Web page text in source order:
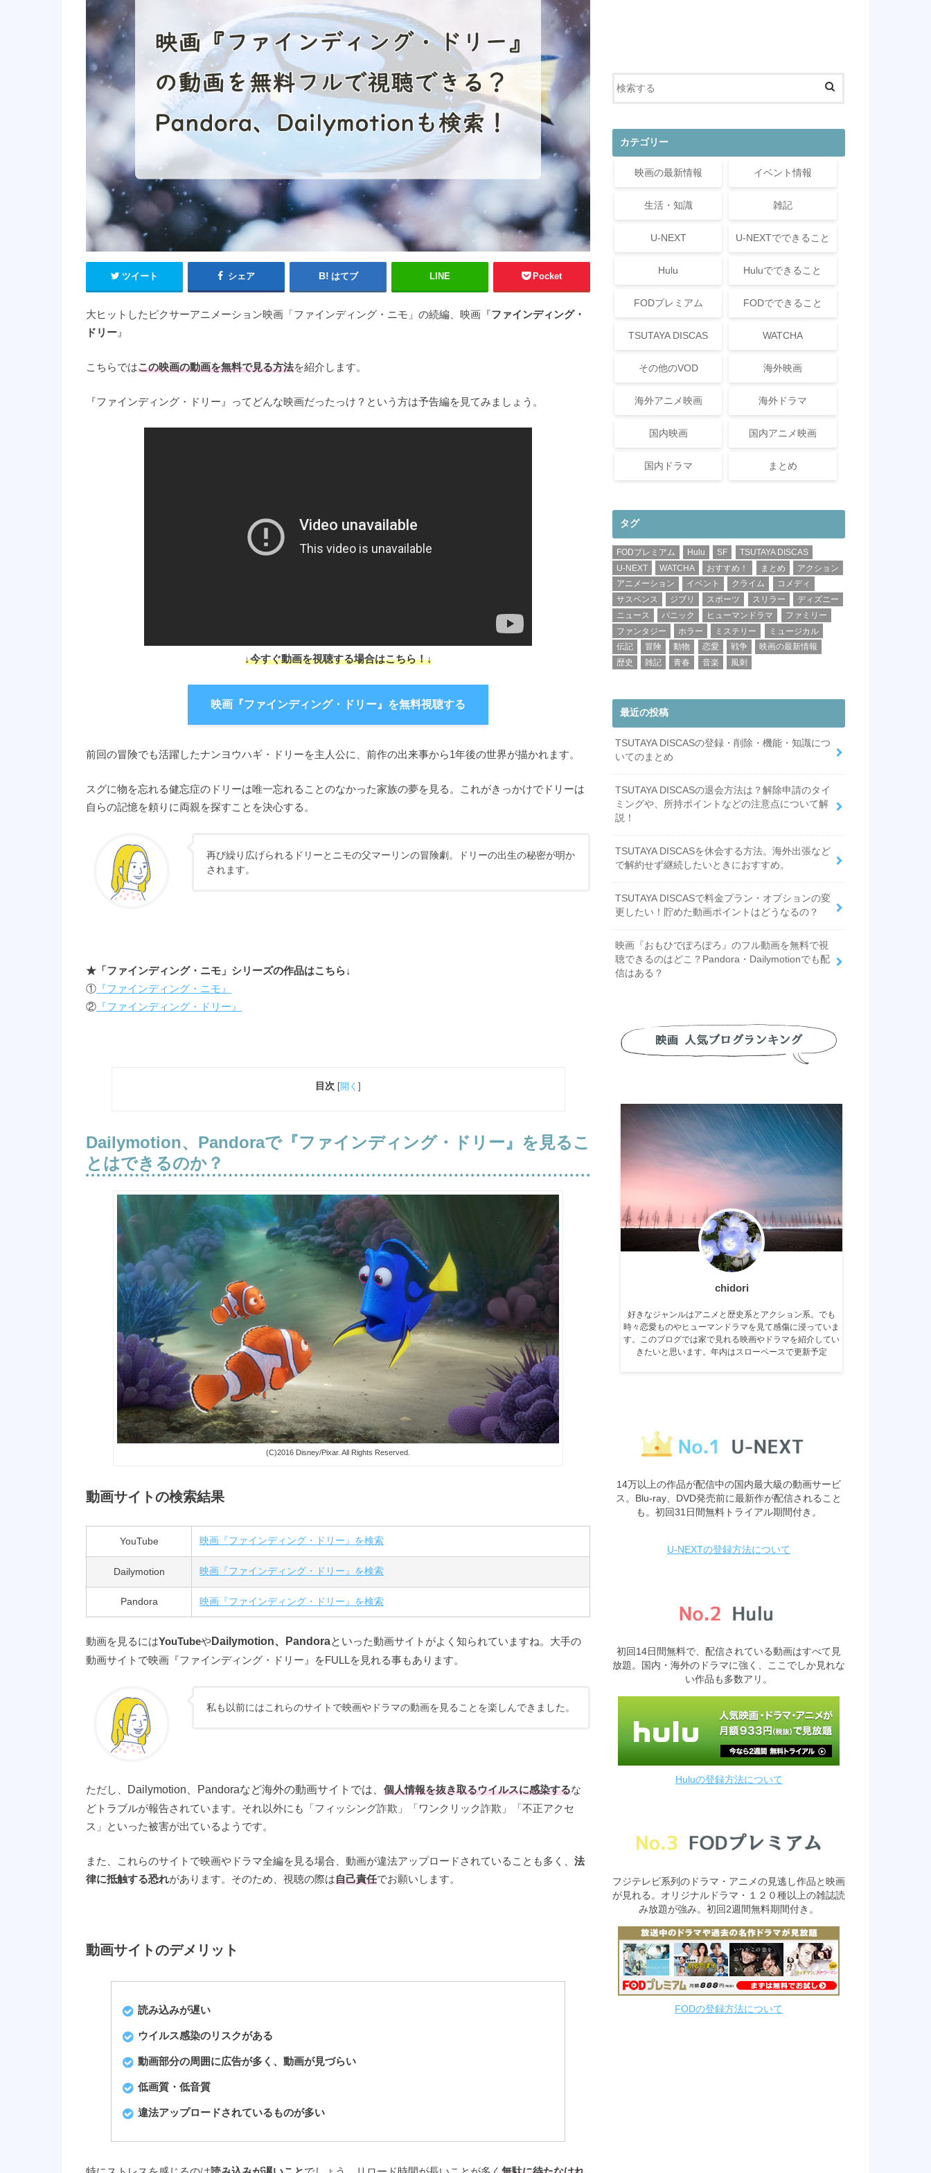
ツイート シェア はてブ LINE Pocket
大ヒットしたピクサーアニメーション映画「ファインディング・ニモ」の続編、映画『ファインディング・
ドリー 』
こちらではこの映画の動画を無料で見る方法を紹介します。
『ファインディング・ドリー』ってどんな映画だったっけ？という方は予告編を見てみましょう。
↓今すぐ動画を視聴する場合はこちら！↓
映画『ファインディング・ドリー』を無料視聴する
前回の冒険でも活躍したナンヨウハギ・ドリーを主人公に、前作の出来事から1年後の世界が描かれます。
スグに物を忘れる健忘症のドリーは唯一忘れることのなかった家族の夢を見る。これがきっかけでドリーは
自らの記憶を頼りに両親を探すことを決心する。
再び繰り広げられるドリーとニモの父マーリンの冒険劇。ドリーの出生の秘密が明か
されます。
★「ファインディング・ニモ」シリーズの作品はこちら↓
① 『ファインディング・ニモ』
② 『ファインディング・ドリー』
目次 [開く ]
Dailymotion、Pandoraで『ファインディング・ドリー』を見るこ
とはできるのか？
(C)2016 Disney/Pixar. All Rights Reserved.
動画サイトの検索結果
YouTube 映画『ファインディング・ドリー』を検索
Dailymotion 映画『ファインディング・ドリー』を検索
Pandora 映画『ファインディング・ドリー』を検索
動画を見るにはYouTubeやDailymotion、Pandoraといった動画サイトがよく知られていますね。大手の
動画サイトで映画『ファインディング・ドリー』をFULLを見れる事もあります。
私も以前にはこれらのサイトで映画やドラマの動画を見ることを楽しんできました。
ただし、 Dailymotion、Pandoraなど海外の動画サイトでは、 個人情報を抜き取るウイルスに感染するな
どトラブルが報告されています。それ以外にも「フィッシング詐欺」「ワンクリック詐欺」「不正アクセ
ス」といった被害が出ているようです。
また、これらのサイトで映画やドラマ全編を見る場合、動画が違法アップロードされていることも多く、 法
律に抵触する恐れがあります。そのため、視聴の際は自己責任でお願いします。
動画サイトのデメリット
読み込みが遅い
ウイルス感染のリスクがある
動画部分の周囲に広告が多く、動画が見づらい
低画質・低音質
違法アップロードされているものが多い
カテゴリー
映画の最新情報 イベント情報
生活・知識 雑記
U-NEXT U-NEXTでできること
Hulu Huluでできること
FODプレミアム FODでできること
TSUTAYA DISCAS WATCHA
その他のVOD 海外映画
海外アニメ映画 海外ドラマ
国内映画 国内アニメ映画
国内ドラマ まとめ
タグ
FODプレミアム Hulu SF
TSUTAYA DISCAS
U-NEXT
WATCHA おすすめ！ まとめ
アクション
アニメーション
イベント クライム
コメディ
サスペンス
ジブリ スポーツ スリラー
ディズニー
ニュース
パニック ヒューマンドラマ
ファミリー
ファンタジー
ホラー ミステリー
ミュージカル
伝記
冒険 動物 恋愛 戦争
映画の最新情報
歴史
雑記 青春 音楽 風刺
最近の投稿
TSUTAYA DISCASの登録・削除・機能・知識につ
いてのまとめ
TSUTAYA DISCASの退会方法は？解除申請のタイ
ミングや、所持ポイントなどの注意点について解
説！
TSUTAYA DISCASを休会する方法。海外出張など
で解約せず継続したいときにおすすめ。
TSUTAYA DISCASで料金プラン・オプションの変
更したい！貯めた動画ポイントはどうなるの？
映画『おもひでぽろぽろ』のフル動画を無料で視
聴できるのはどこ？Pandora・Dailymotionでも配
信はある？
chidori
好きなジャンルはアニメと歴史系とアクション系。でも
時々恋愛ものやヒューマンドラマを見て感傷に浸っていま
す。このブログでは家で見れる映画やドラマを紹介してい
きたいと思います。年内はスローペースで更新予定
14万以上の作品が配信中の国内最大級の動画サービ
ス。Blu-ray、DVD発売前に最新作が配信されること
も。初回31日間無料トライアル期間付き。
U-NEXTの登録方法について
初回14日間無料で、配信されている動画はすべて見
放題。国内・海外のドラマに強く、ここでしか見れな
い作品も多数アリ。
Huluの登録方法について
フジテレビ系列のドラマ・アニメの見逃し作品と映画
が見れる。オリジナルドラマ・１２０種以上の雑誌読
み放題が強み。初回2週間無料期間付き。
FODの登録方法について